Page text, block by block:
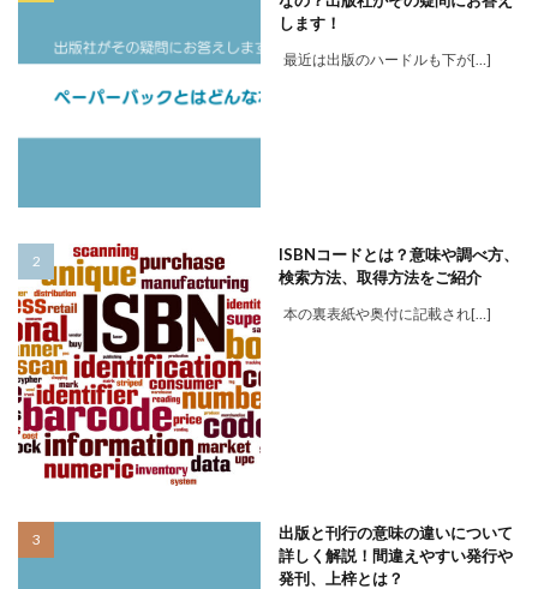
します！
最近は出版のハードルも下が[…]
ISBNコードとは？意味や調べ方、
検索方法、取得方法をご紹介
本の裏表紙や奥付に記載され[…]
出版と刊行の意味の違いについて
詳しく解説！間違えやすい発行や
発刊、上梓とは？